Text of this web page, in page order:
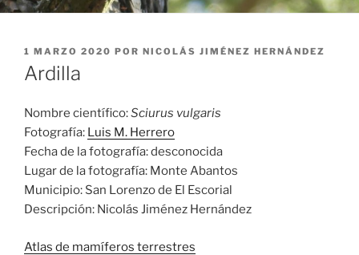
PUBLICADO
EL
1 MARZO 2020 POR NICOLÁS JIMÉNEZ HERNÁNDEZ
Ardilla
Nombre científico:Sciurus vulgaris
Fotografía: Luis M. Herrero
Fecha de la fotografía: desconocida
Lugar de la fotografía: Monte Abantos
Municipio: San Lorenzo de El Escorial
Descripción: Nicolás Jiménez Hernández
Atlas de mamíferos terrestres